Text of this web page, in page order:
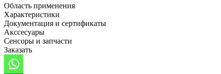
Область применения
Характеристики
Документация и сертификаты
Акссесуары
Сенсоры и запчасти
Заказать